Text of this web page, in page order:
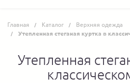
Главная Каталог Верхняя одежда
Утепленная стеганая куртка в
Утепленная